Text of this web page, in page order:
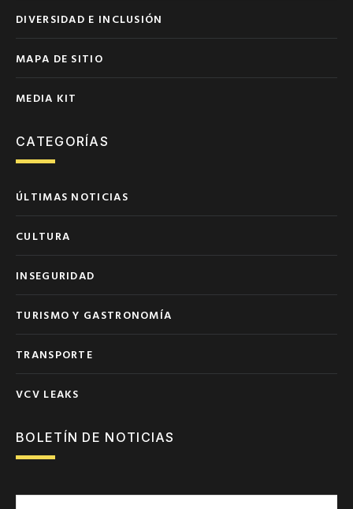
DIVERSIDAD E INCLUSIÓN
MAPA DE SITIO
MEDIA KIT
CATEGORÍAS
ÚLTIMAS NOTICIAS
CULTURA
INSEGURIDAD
TURISMO Y GASTRONOMÍA
TRANSPORTE
VCV LEAKS
BOLETÍN DE NOTICIAS